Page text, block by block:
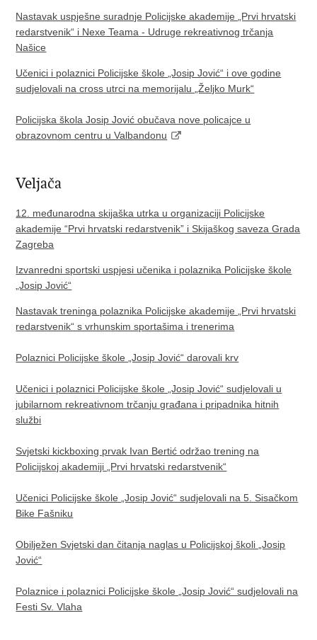
Nastavak uspješne suradnje Policijske akademije „Prvi hrvatski
redarstvenik“ i Nexe Teama - Udruge rekreativnog trčanja
Našice
Učenici i polaznici Policijske škole „Josip Jović“ i ove godine
sudjelovali na cross utrci na memorijalu „Željko Murk“
Policijska škola Josip Jović obučava nove policajce u
obrazovnom centru u Valbandonu
Veljača
12. međunarodna skijaška utrka u organizaciji Policijske
akademije “Prvi hrvatski redarstvenik” i Skijaškog saveza Grada
Zagreba
Izvanredni sportski uspjesi učenika i polaznika Policijske škole
„Josip Jović“
Nastavak treninga polaznika Policijske akademije „Prvi hrvatski
redarstvenik“ s vrhunskim sportašima i trenerima
Polaznici Policijske škole „Josip Jović“ darovali krv
Učenici i polaznici Policijske škole „Josip Jović“ sudjelovali u
jubilarnom rekreativnom trčanju građana i pripadnika hitnih
službi
Svjetski kickboxing prvak Ivan Bertić održao trening na
Policijskoj akademiji „Prvi hrvatski redarstvenik“
Učenici Policijske škole „Josip Jović“ sudjelovali na 5. Sisačkom
Bike Fašniku
Obilježen Svjetski dan čitanja naglas u Policijskoj školi „Josip
Jović“
Polaznice i polaznici Policijske škole „Josip Jović“ sudjelovali na
Festi Sv. Vlaha